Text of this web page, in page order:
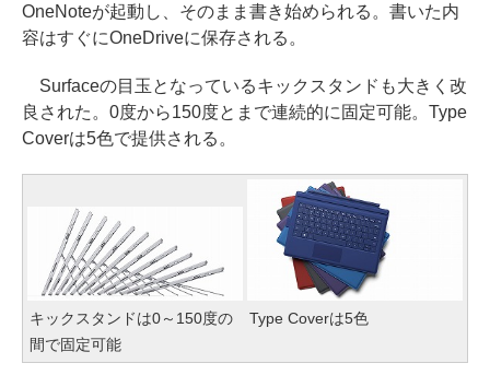
OneNoteが起動し、そのまま書き始められる。書いた内
容はすぐにOneDriveに保存される。
Surfaceの目玉となっているキックスタンドも大きく改
良された。0度から150度とまで連続的に固定可能。Type
Coverは5色で提供される。
キックスタンドは0～150度の
間で固定可能
Type Coverは5色